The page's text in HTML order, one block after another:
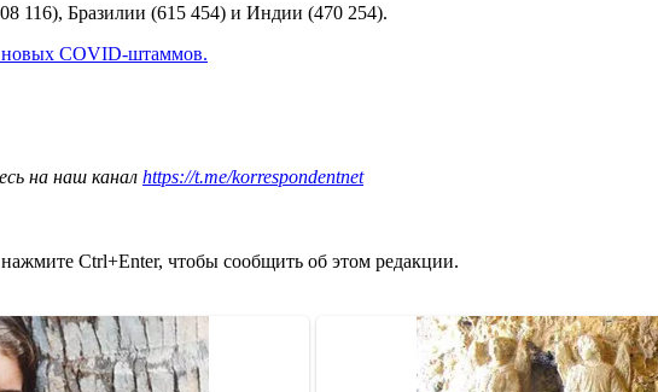
116), Бразилии (615 454) и Индии (470 254).
COVID-штаммов.
на наш канал https://t.me/korrespondentnet
Ctrl+Enter, чтобы сообщить об этом редакции.